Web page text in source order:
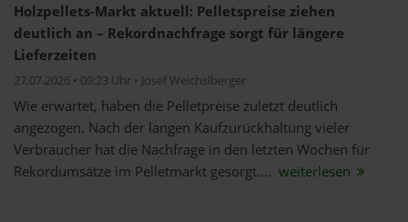
Holzpellets-Markt aktuell: Pelletspreise ziehen
deutlich an – Rekordnachfrage sorgt für längere
Lieferzeiten
27.07.2026 • 09:23 Uhr • Josef Weichslberger
Wie erwartet, haben die Pelletpreise zuletzt deutlich
angezogen. Nach der langen Kaufzurückhaltung vieler
Verbraucher hat die Nachfrage in den letzten Wochen für
Rekordumsätze im Pelletmarkt gesorgt.... weiterlesen